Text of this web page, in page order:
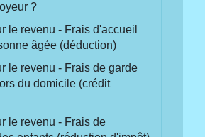
?
le revenu - Frais d'accueil
âgée (déduction)
le revenu - Frais de garde
du domicile (crédit
le revenu - Frais de